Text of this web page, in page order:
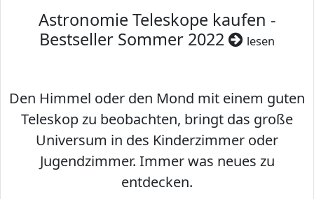
Astronomie Teleskope kaufen -
Bestseller Sommer 2022
lesen
Den Himmel oder den Mond mit einem guten
Teleskop zu beobachten, bringt das große
Universum in des Kinderzimmer oder
Jugendzimmer. Immer was neues zu
entdecken.